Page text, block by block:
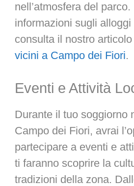
nell’atmosfera del
informazioni sugli alloggi
consulta il nostro
vicini a Campo dei Fiori.
Eventi e Attività
Durante il tuo soggiorno
Campo dei Fiori, avrai
partecipare a eventi e
ti faranno scoprire la
tradizioni della zona.